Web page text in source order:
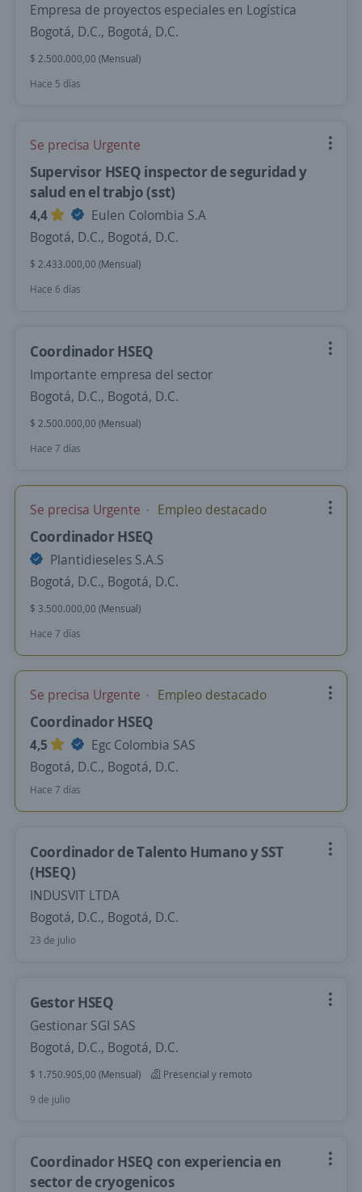
Empresa de proyectos especiales en Logística
Bogotá, D.C., Bogotá, D.C.
$ 2.500.000,00 (Mensual)
Hace 5 días
Se precisa Urgente
Supervisor HSEQ inspector de seguridad y
salud en el trabjo (sst)
4,4
Eulen Colombia S.A
Bogotá, D.C., Bogotá, D.C.
$ 2.433.000,00 (Mensual)
Hace 6 días
Coordinador HSEQ
Importante empresa del sector
Bogotá, D.C., Bogotá, D.C.
$ 2.500.000,00 (Mensual)
Hace 7 días
Se precisa Urgente Empleo destacado
Coordinador HSEQ
Plantidieseles S.A.S
Bogotá, D.C., Bogotá, D.C.
$ 3.500.000,00 (Mensual)
Hace 7 días
Se precisa Urgente Empleo destacado
Coordinador HSEQ
4,5
Egc Colombia SAS
Bogotá, D.C., Bogotá, D.C.
Hace 7 días
Coordinador de Talento Humano y SST
(HSEQ)
INDUSVIT LTDA
Bogotá, D.C., Bogotá, D.C.
23 de julio
Gestor HSEQ
Gestionar SGI SAS
Bogotá, D.C., Bogotá, D.C.
$ 1.750.905,00 (Mensual)
Presencial y remoto
9 de julio
Coordinador HSEQ con experiencia en
sector de cryogenicos